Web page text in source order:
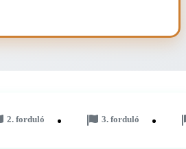
2. forduló 3. forduló